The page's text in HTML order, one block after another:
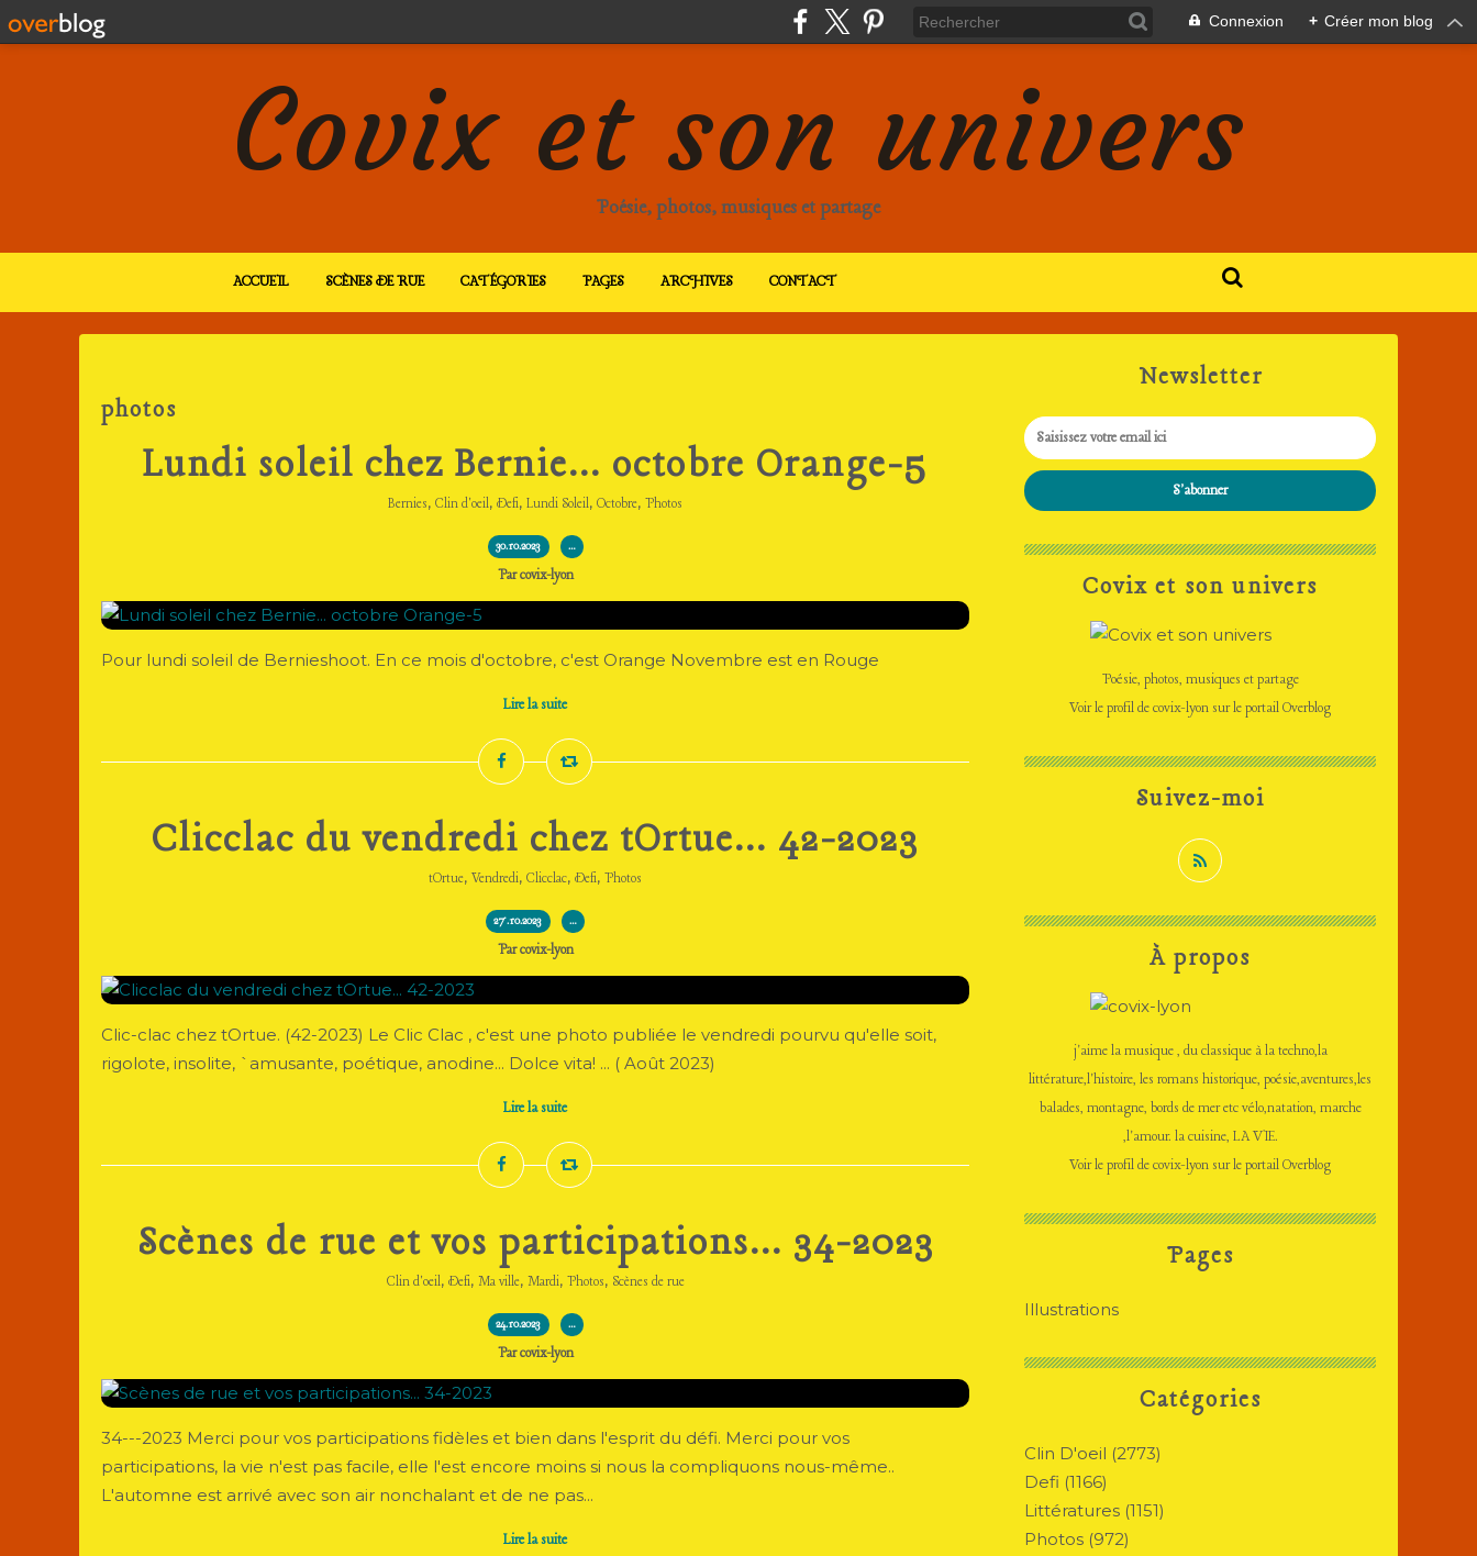
Connexion + Créer mon blog
Covix et son univers
Poésie, photos, musiques et partage
ACCUEIL SCÈNES DE RUE CATÉGORIES PAGES ARCHIVES CONTACT
photos
Lundi soleil chez Bernie... octobre Orange-5
Bernies, Clin d'oeil, Defi, Lundi Soleil, Octobre, Photos
30.10.2023 …
Par covix-lyon
Pour lundi soleil de Bernieshoot. En ce mois d'octobre, c'est Orange Novembre est en Rouge
Lire la suite
Clicclac du vendredi chez tOrtue... 42-2023
tOrtue, Vendredi, Clicclac, Defi, Photos
27.10.2023 …
Par covix-lyon
Clic-clac chez tOrtue. (42-2023) Le Clic Clac , c'est une photo publiée le vendredi pourvu qu'elle soit,
rigolote, insolite, `amusante, poétique, anodine... Dolce vita! ... ( Août 2023)
Lire la suite
Scènes de rue et vos participations... 34-2023
Clin d'oeil, Defi, Ma ville, Mardi, Photos, Scènes de rue
24.10.2023 …
Par covix-lyon
34---2023 Merci pour vos participations fidèles et bien dans l'esprit du défi. Merci pour vos
participations, la vie n'est pas facile, elle l'est encore moins si nous la compliquons nous-même..
L'automne est arrivé avec son air nonchalant et de ne pas...
Lire la suite
Newsletter
Catégories
Clin D'oeil (2773)
Defi (1166)
Littératures (1151)
Photos (972)
Pages
Illustrations
Covix et son univers
Poésie, photos, musiques et partage
Voir le profil decovix-lyon sur le portail Overblog
Suivez-moi
À propos
j'aime la musique , du classique à la techno,la
littérature,l'histoire, les romans historique, poésie,aventures,les
balades, montagne, bords de mer etc vélo,natation, marche
,l'amour. la cuisine, LA VIE.
Voir le profil decovix-lyon sur le portail Overblog